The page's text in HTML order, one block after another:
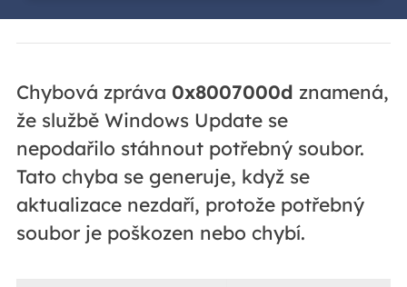
Chybová zpráva 0x8007000d znamená,
že službě Windows Update se
nepodařilo stáhnout potřebný soubor.
Tato chyba se generuje, když se
aktualizace nezdaří, protože potřebný
soubor je poškozen nebo chybí.